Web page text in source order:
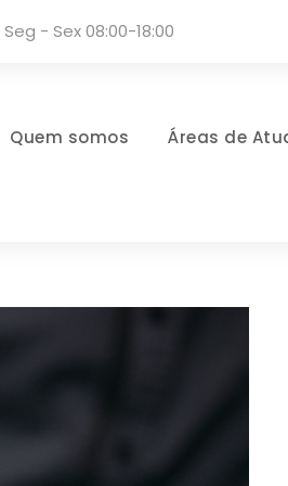
Seg - Sex 08:00-18:00
Quem somos Áreas de